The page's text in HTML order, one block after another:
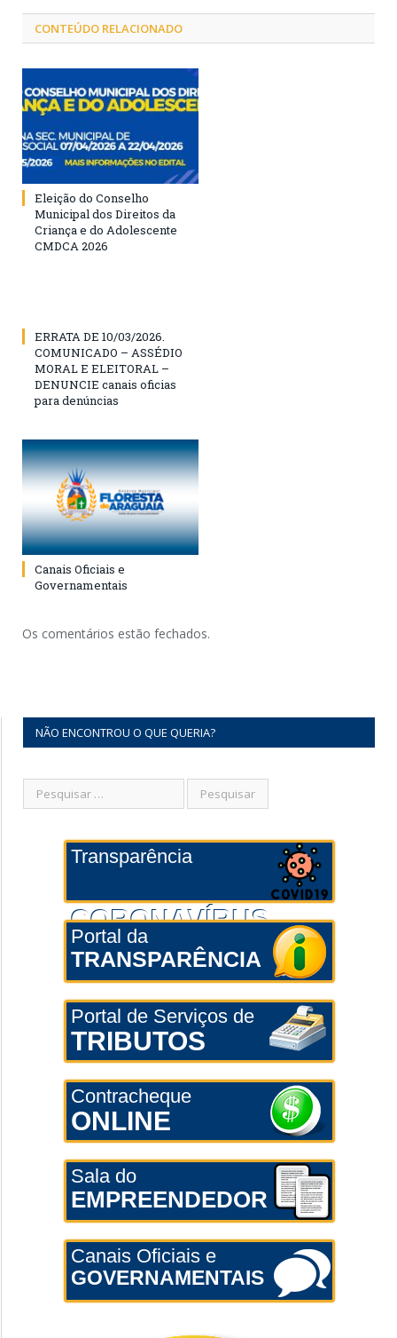
CONTEÚDO RELACIONADO
Eleição do Conselho
Municipal dos Direitos da
Criança e do Adolescente
CMDCA 2026
ERRATA DE 10/03/2026.
COMUNICADO – ASSÉDIO
MORAL E ELEITORAL –
DENUNCIE canais oficias
para denúncias
Canais Oficiais e
Governamentais
Os comentários estão fechados.
NÃO ENCONTROU O QUE QUERIA?
Transparência
CORONAVÍRUS
Portal da
TRANSPARÊNCIA
Portal de Serviços de
TRIBUTOS
Contracheque
ONLINE
Sala do
EMPREENDEDOR
Canais Oficiais e
GOVERNAMENTAIS